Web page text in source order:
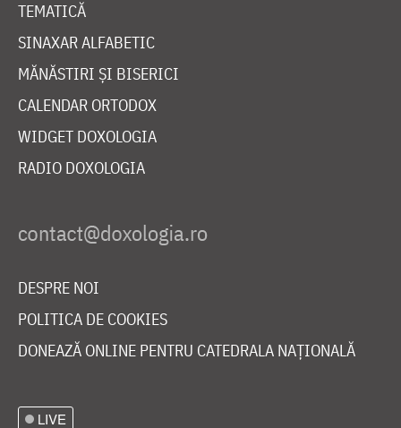
TEMATICĂ
SINAXAR ALFABETIC
MĂNĂSTIRI ȘI BISERICI
CALENDAR ORTODOX
WIDGET DOXOLOGIA
RADIO DOXOLOGIA
DESPRE NOI
POLITICA DE COOKIES
DONEAZĂ ONLINE PENTRU CATEDRALA NAȚIONALĂ
LIVE